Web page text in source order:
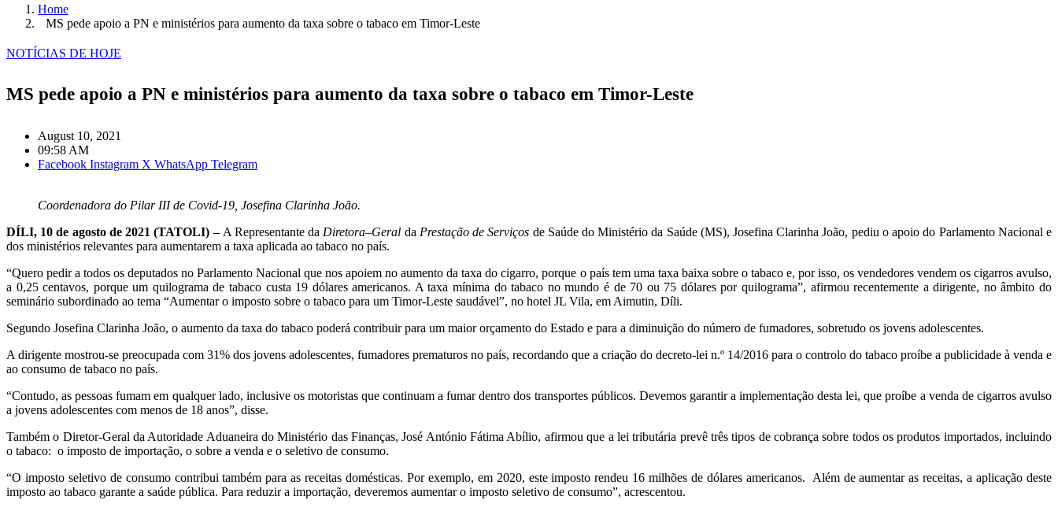
Home
MS pede apoio a PN e ministérios para aumento da taxa sobre o tabaco em Timor-Leste
NOTÍCIAS DE HOJE
MS pede apoio a PN e ministérios para aumento da taxa sobre o tabaco em Timor-Leste
August 10, 2021
09:58 AM
Facebook Instagram X WhatsApp Telegram
Coordenadora do Pilar III de Covid-19, Josefina Clarinha João.
DÍLI, 10 de agosto de 2021 (TATOLI) – A Representante da Diretora–Geral da Prestação de Serviços de Saúde do Ministério da Saúde (MS), Josefina Clarinha João, pediu o apoio do Parlamento Nacional e
dos ministérios relevantes para aumentarem a taxa aplicada ao tabaco no país.
“Quero pedir a todos os deputados no Parlamento Nacional que nos apoiem no aumento da taxa do cigarro, porque o país tem uma taxa baixa sobre o tabaco e, por isso, os vendedores vendem os cigarros avulso,
a 0,25 centavos, porque um quilograma de tabaco custa 19 dólares americanos. A taxa mínima do tabaco no mundo é de 70 ou 75 dólares por quilograma”, afirmou recentemente a dirigente, no âmbito do
seminário subordinado ao tema “Aumentar o imposto sobre o tabaco para um Timor-Leste saudável”, no hotel JL Vila, em Aimutin, Díli.
Segundo Josefina Clarinha João, o aumento da taxa do tabaco poderá contribuir para um maior orçamento do Estado e para a diminuição do número de fumadores, sobretudo os jovens adolescentes.
A dirigente mostrou-se preocupada com 31% dos jovens adolescentes, fumadores prematuros no país, recordando que a criação do decreto-lei n.º 14/2016 para o controlo do tabaco proíbe a publicidade à venda e
ao consumo de tabaco no país.
“Contudo, as pessoas fumam em qualquer lado, inclusive os motoristas que continuam a fumar dentro dos transportes públicos. Devemos garantir a implementação desta lei, que proíbe a venda de cigarros avulso
a jovens adolescentes com menos de 18 anos”, disse.
Também o Diretor-Geral da Autoridade Aduaneira do Ministério das Finanças, José António Fátima Abílio, afirmou que a lei tributária prevê três tipos de cobrança sobre todos os produtos importados, incluindo
o tabaco: o imposto de importação, o sobre a venda e o seletivo de consumo.
“O imposto seletivo de consumo contribui também para as receitas domésticas. Por exemplo, em 2020, este imposto rendeu 16 milhões de dólares americanos. Além de aumentar as receitas, a aplicação deste
imposto ao tabaco garante a saúde pública. Para reduzir a importação, deveremos aumentar o imposto seletivo de consumo”, acrescentou.